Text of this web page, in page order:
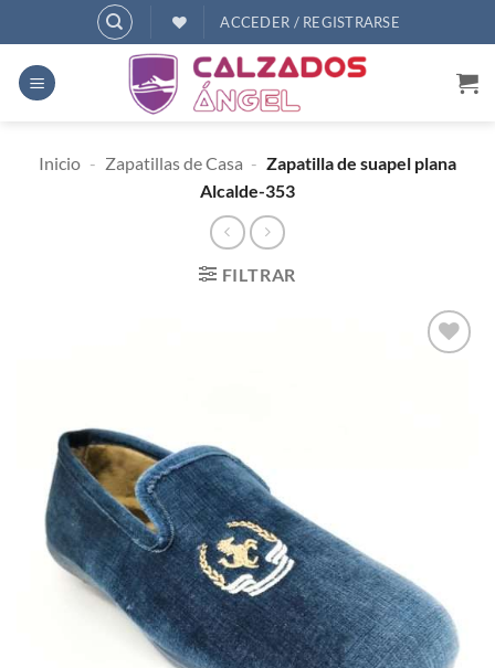
al
contenido
ACCEDER / REGISTRARSE
Inicio - Zapatillas de Casa - Zapatilla de suapel plana
Alcalde-353
FILTRAR